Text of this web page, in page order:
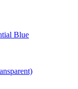
Blue